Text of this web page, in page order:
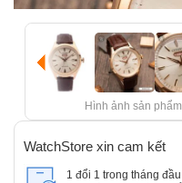
Hình ảnh sản phẩm
WatchStore xin cam kết
1 đổi 1 trong tháng đầu